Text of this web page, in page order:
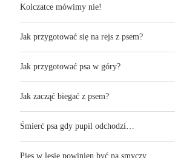
Kolczatce mówimy nie!
Jak przygotować się na rejs z psem?
Jak przygotować psa w góry?
Jak zacząć biegać z psem?
Śmierć psa gdy pupil odchodzi…
Pies w lesie powinien być na smyczy